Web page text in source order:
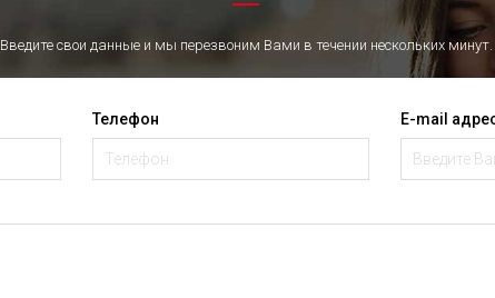
Введите свои данные и мы перезвоним Вами в течении нескольких минут.
Телефон E-mail